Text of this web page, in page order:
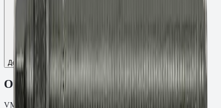
Добавить к сравнению
Описание
VMU-A Шпилька резьба M12, L=250 мм, t=125 мм.